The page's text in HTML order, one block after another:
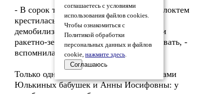
- В сорок третьем Татьяна Николаевна локтем
крестилась, что деда по возрасту
демобилизовали и в Горький направили
ракетно-зенитное училище организовывать, -
вспомнила Юлька мамины слова.
Только одна разница была между судьбами
Юлькиных бабушек и Анны Иосифовны: у
соглашаетесь с условиями
использования файлов cookies.
Чтобы ознакомиться с
Политикой обработки
персональных данных и файлов
cookie, нажмите здесь.
Соглашаюсь